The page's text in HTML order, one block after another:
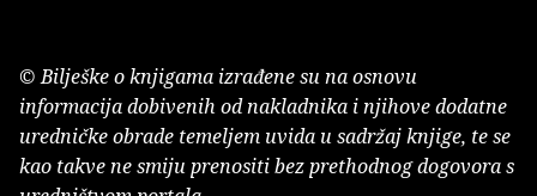
© Bilješke o knjigama izrađene su na osnovu
informacija dobivenih od nakladnika i njihove dodatne
uredničke obrade temeljem uvida u sadržaj knjige, te se
kao takve ne smiju prenositi bez prethodnog dogovora s